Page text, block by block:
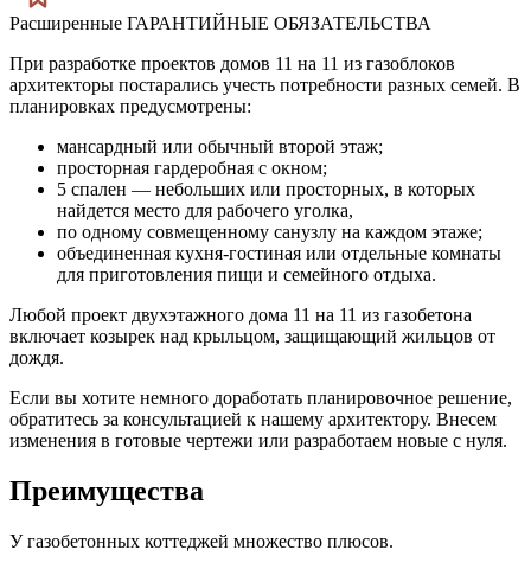
Расширенные ГАРАНТИЙНЫЕ ОБЯЗАТЕЛЬСТВА
При разработке проектов домов 11 на 11 из газоблоков
архитекторы постарались учесть потребности разных семей. В
планировках предусмотрены:
мансардный или обычный второй этаж;
просторная гардеробная с окном;
5 спален — небольших или просторных, в которых
найдется место для рабочего уголка,
по одному совмещенному санузлу на каждом этаже;
объединенная кухня-гостиная или отдельные комнаты
для приготовления пищи и семейного отдыха.
Любой проект двухэтажного дома 11 на 11 из газобетона
включает козырек над крыльцом, защищающий жильцов от
дождя.
Если вы хотите немного доработать планировочное решение,
обратитесь за консультацией к нашему архитектору. Внесем
изменения в готовые чертежи или разработаем новые с нуля.
Преимущества
У газобетонных коттеджей множество плюсов.